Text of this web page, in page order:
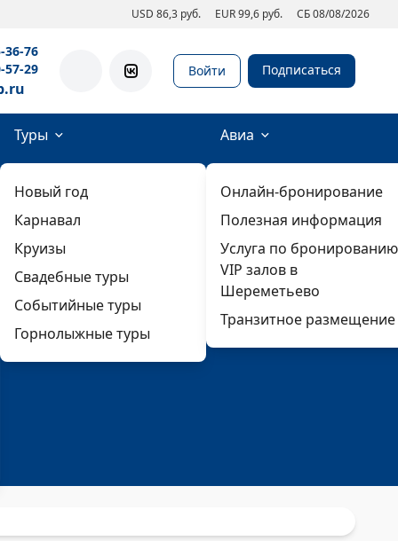
USD 86,3 руб. EUR 99,6 руб. СБ 08/08/2026
36-76
57-29
Войти Подписаться
Туры
Новый год
Карнавал
Круизы
Свадебные туры
Событийные туры
Горнолыжные туры
Авиа
Онлайн-бронирование
Полезная информация
Услуга по бронированию
VIP залов в
Шереметьево
Транзитное размещение